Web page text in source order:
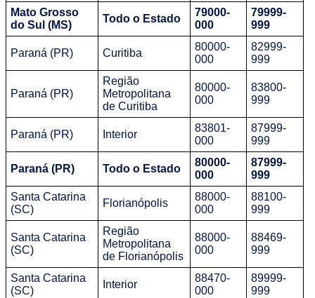
Mato Grosso
do Sul (MS)
Todo o Estado
79000-
000
79999-
999
Paraná (PR) Curitiba
80000-
000
82999-
999
Paraná (PR)
Região
Metropolitana
de Curitiba
80000-
000
83800-
999
Paraná (PR) Interior
83801-
000
87999-
999
Paraná (PR) Todo o Estado
80000-
000
87999-
999
Santa Catarina
(SC)
Florianópolis
88000-
000
88100-
999
Santa Catarina
(SC)
Região
Metropolitana
de Florianópolis
88000-
000
88469-
999
Santa Catarina
(SC)
Interior
88470-
000
89999-
999